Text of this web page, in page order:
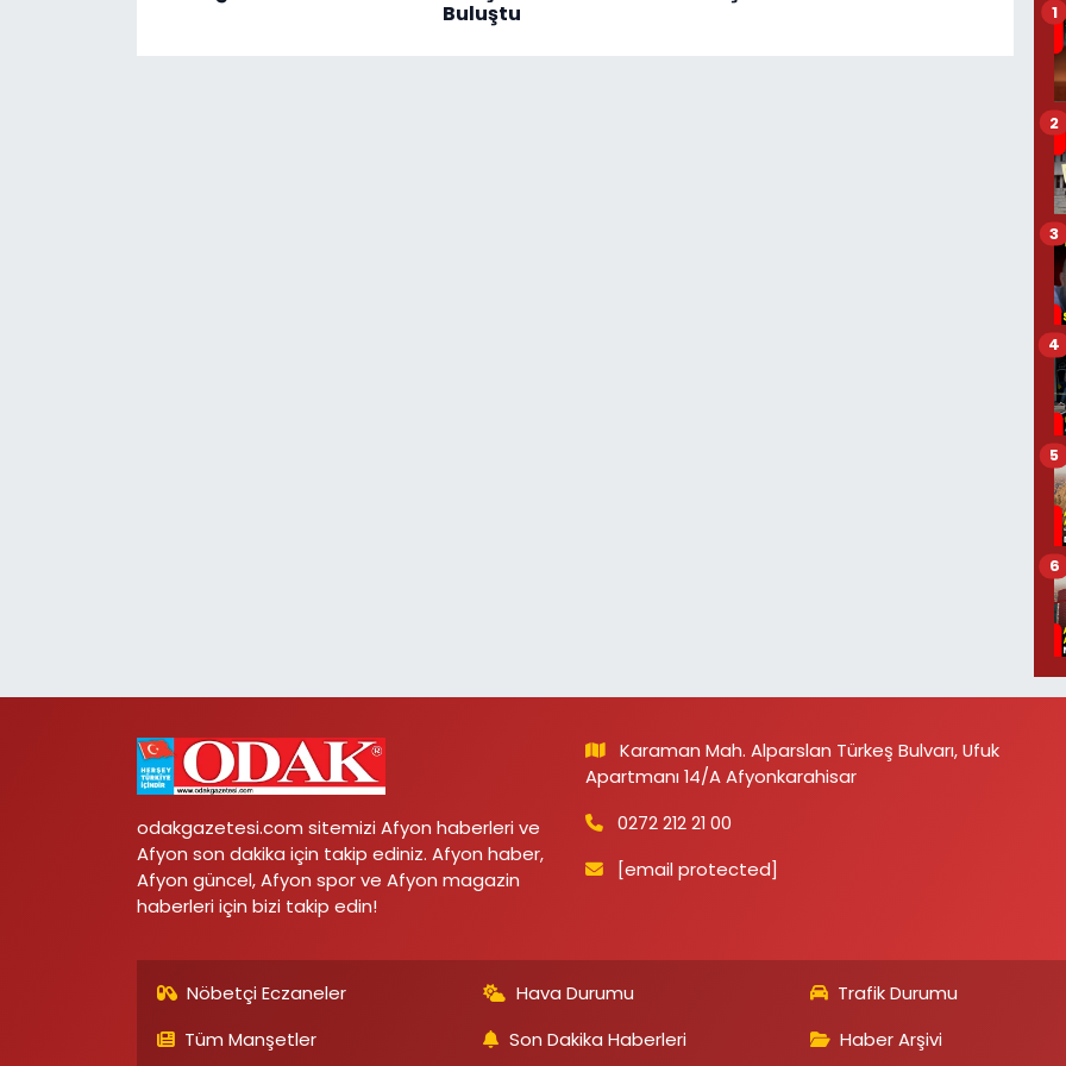
Buluştu
1
2
3
4
5
6
odakgazetesi.com sitemizi Afyon haberleri ve
Afyon son dakika için takip ediniz. Afyon haber,
Afyon güncel, Afyon spor ve Afyon magazin
haberleri için bizi takip edin!
Karaman Mah. Alparslan Türkeş Bulvarı, Ufuk
Apartmanı 14/A Afyonkarahisar
0272 212 21 00
[email protected]
Nöbetçi Eczaneler Hava Durumu Trafik Durumu
Tüm Manşetler
Son Dakika Haberleri Haber Arşivi